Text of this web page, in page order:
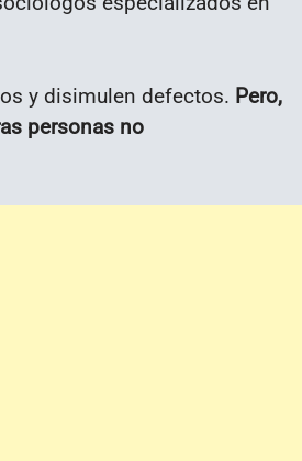
y disimulen defectos. Pero,
personas no